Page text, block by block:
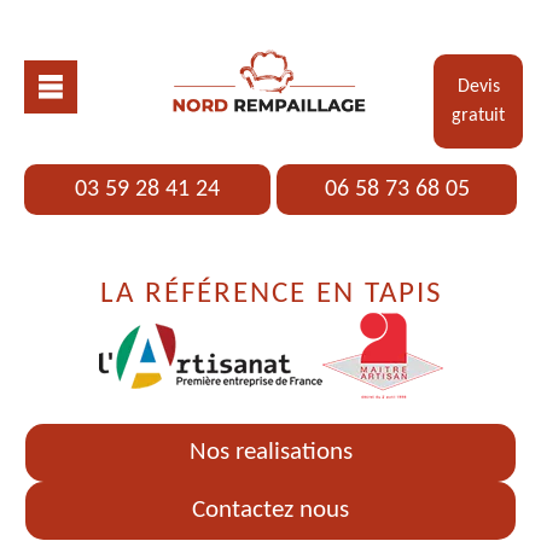
Devis
gratuit
03 59 28 41 24 06 58 73 68 05
LA RÉFÉRENCE EN TAPIS
Nos realisations
Contactez nous